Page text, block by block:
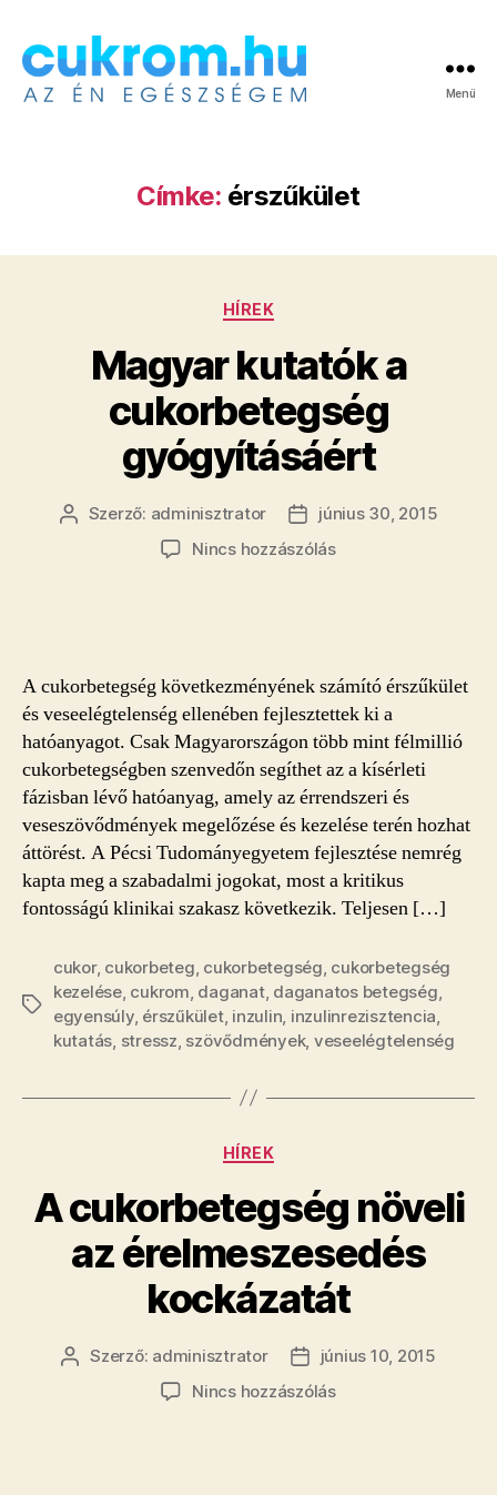
Menü
Címke: érszűkület
Kategóriák
HÍREK
Magyar kutatók a
cukorbetegség
gyógyításáért
Bejegyzés
Szerző: adminisztrator
Bejegyzés
dátuma
június 30, 2015
Nincs hozzászólása(z)
bejegyzéshez
A cukorbetegség következményének számító érszűkület
és veseelégtelenség ellenében fejlesztettek ki a
hatóanyagot. Csak Magyarországon több mint félmillió
cukorbetegségben szenvedőn segíthet az a kísérleti
fázisban lévő hatóanyag, amely az érrendszeri és
veseszövődmények megelőzése és kezelése terén hozhat
áttörést. A Pécsi Tudományegyetem fejlesztése nemrég
kapta meg a szabadalmi jogokat, most a kritikus
fontosságú klinikai szakasz következik. Teljesen […]
Címkék
cukor, cukorbeteg cukorbetegség cukorbetegség
kezelése, cukrom daganat, daganatos betegség
egyensúly, érszűkület, inzulin inzulinrezisztencia
kutatás stressz szövődmények, veseelégtelenség
Kategóriák
HÍREK
A cukorbetegség növeli
az érelmeszesedés
kockázatát
Bejegyzés
Szerző: adminisztrator
Bejegyzés
dátuma
június 10, 2015
Nincs hozzászólása(z)